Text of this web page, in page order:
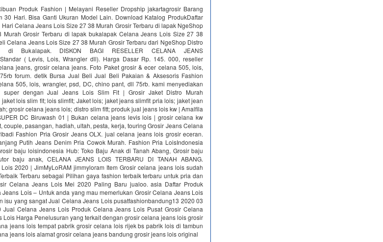
Produk Fashion | Melayani Reseller Dropship‎ jakartagrosir Barang
30 Hari. Bisa Ganti Ukuran Model Lain. Download Katalog ProdukDaftar
Celana Jeans Lois Size 27 38 Murah Grosir Terbaru di lapak NgeShop‎
Grosir Terbaru di lapak bukalapak Celana Jeans Lois Size 27 38
Celana Jeans Lois Size 27 38 Murah Grosir Terbaru dari NgeShop Distro
Bukalapak. DISKON BAGI RESELLER CELANA JEANS
( Levis, Lois, Wrangler dll). Harga Dasar Rp. 145. 000, reseller
jeans, grosir celana jeans. Foto Paket grosir & ecer celana 505, lois,
forum. detik Bursa Jual Beli Jual Beli Pakaian & Aksesoris Fashion
505, lois, wrangler, psd, DC, chino pant, dll 75rb. kami menyediakan
dengan Jual Jeans Lois Slim Fit | Grosir Jaket Distro Murah
lois slim fit; lois slimfit; Jaket lois; jaket jeans slimfit pria lois; jaket jean
grosir celana jeans lois; distro slim fitt; produk jual jeans lois kw | Amalfila
DC Biruwash 01 | Bukan celana jeans levis lois | grosir celana kw
couple, pasangan, hadiah, ultah, pesta, kerja, touring Grosir Jeans Celana
Fashion Pria Grosir Jeans OLX. jual celana jeans lois grosir eceran.
Putih Jeans Denim Pria Cowok Murah. Fashion Pria LoisIndonesia
baju loisindonesia Hub: Toko Baju Anak di Tanah Abang, Grosir baju
baju anak, CELANA JEANS LOIS TERBARU DI TANAH ABANG.
2020 | JimMyLoRAM jimmyloram Item Grosir celana jeans lois sudah
Terbaru sebagai Pilihan gaya fashion terbaik terbaru untuk pria dan
Celana Jeans Lois Mei 2020 Paling Baru jualoo. asia Daftar Produk
Lois – Untuk anda yang mau memerlukan Grosir Celana Jeans Lois
isu yang sangat Jual Celana Jeans Lois pusatfashionbandung13 2020 03
Celana Jeans Lois Produk Celana Jeans Lois Pusat Grosir Celana
Lois Harga Penelusuran yang terkait dengan grosir celana jeans lois grosir
jeans lois tempat pabrik grosir celana lois rijek bs pabrik lois di tambun
jeans lois alamat grosir celana jeans bandung grosir jeans lois original